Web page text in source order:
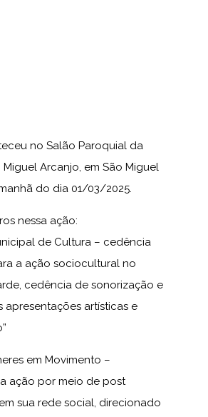
no Salão Paroquial da
Arcanjo, em São Miguel
do dia 01/03/2025.
nessa ação:
de Cultura – cedência
a ação sociocultural no
cedência de sonorização e
apresentações artísticas e
em Movimento –
ação por meio de post
sua rede social, direcionado